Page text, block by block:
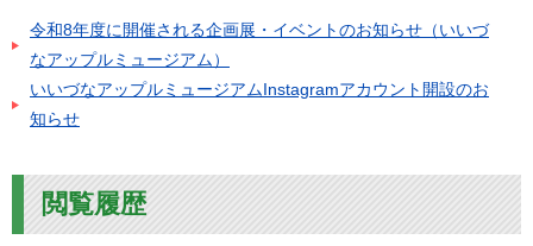
令和8年度に開催される企画展・イベントのお知らせ（いいづ
なアップルミュージアム）
いいづなアップルミュージアムInstagramアカウント開設のお
知らせ
閲覧履歴